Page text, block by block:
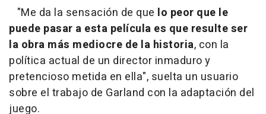
"Me da la sensación de que lo peor que le
puede pasar a esta película es que resulte ser
la obra más mediocre de la historia, con la
política actual de un director inmaduro y
pretencioso metida en ella", suelta un usuario
sobre el trabajo de Garland con la adaptación del
juego.